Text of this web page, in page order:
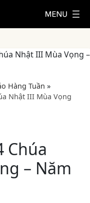
Hàng Tuần »
Nhật III Mùa Vọng
Chúa
– Năm